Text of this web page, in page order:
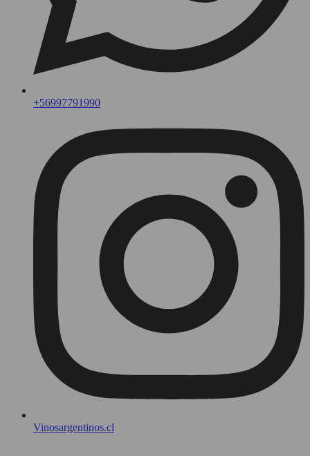
+56997791990
Vinosargentinos.cl